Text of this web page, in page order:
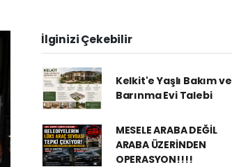
İlginizi Çekebilir
Kelkit'e Yaşlı Bakım ve
Barınma Evi Talebi
MESELE ARABA DEĞİL
ARABA ÜZERİNDEN
OPERASYON!!!!